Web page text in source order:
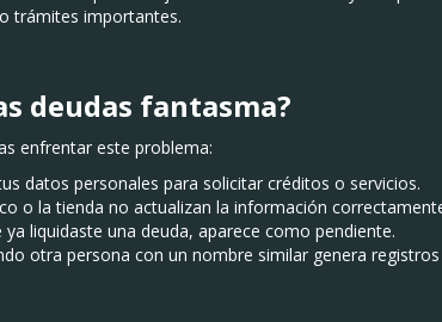
trámites importantes.
deudas fantasma?
enfrentar este problema:
datos personales para solicitar créditos o servicios.
o la tienda no actualizan la información
ya liquidaste una deuda, aparece como pendiente.
otra persona con un nombre similar genera